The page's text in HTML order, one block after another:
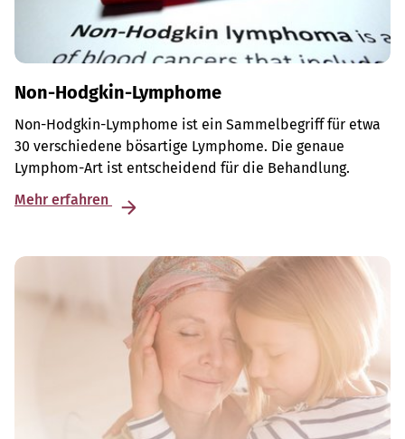
Non-Hodgkin-Lymphome
Non-Hodgkin-Lymphome ist ein Sammelbegriff für etwa
30 verschiedene bösartige Lymphome. Die genaue
Lymphom-Art ist entscheidend für die Behandlung.
Mehr erfahren